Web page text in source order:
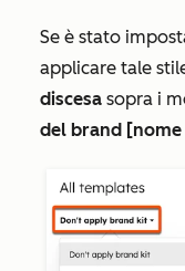
Se è stato
applicare tale
discesa sopra i
del brand